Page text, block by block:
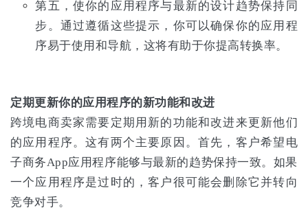
第五，使你的应用程序与最新的设计趋势保持同
步。通过遵循这些提示，你可以确保你的应用程
序易于使用和导航，这将有助于你提高转换率。
定期更新你的应用程序的新功能和改进
跨境电商卖家需要定期用新的功能和改进来更新他们
的应用程序。这有两个主要原因。首先，客户希望电
子商务App应用程序能够与最新的趋势保持一致。如果
一个应用程序是过时的，客户很可能会删除它并转向
竞争对手。